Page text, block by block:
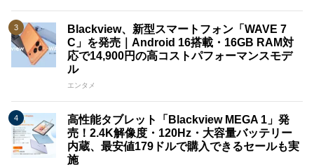
Blackview、新型スマートフォン「WAVE 7
C」を発売｜Android 16搭載・16GB RAM対
応で14,900円の高コストパフォーマンスモデ
ル
エンタメ
高性能タブレット「Blackview MEGA 1」発
売！2.4K解像度・120Hz・大容量バッテリー
内蔵、最安値179ドルで購入できるセールも実
施